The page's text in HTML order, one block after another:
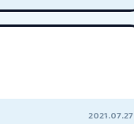
2021.07.27